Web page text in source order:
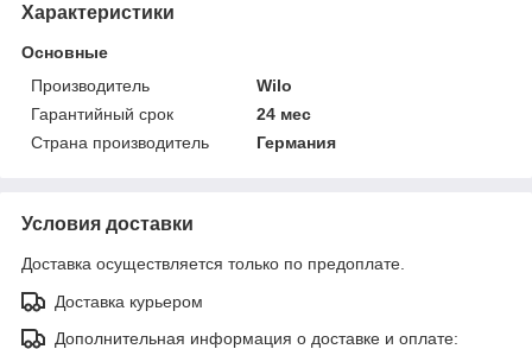
Характеристики
Основные
Производитель
Wilo
Гарантийный срок
24 мес
Страна производитель
Германия
Условия доставки
Доставка осуществляется только по предоплате.
Доставка курьером
Дополнительная информация о доставке и оплате: